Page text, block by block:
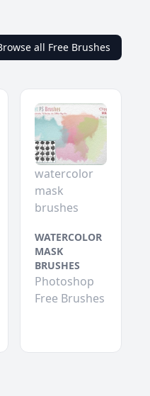
all Free Brushes
watercolor
mask
brushes
WATERCOLOR
MASK
BRUSHES
Photoshop
Free Brushes